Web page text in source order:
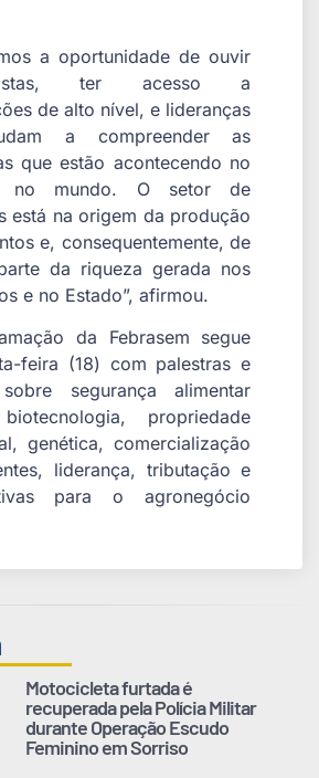
a oportunidade de ouvir
ter acesso a
de alto nível, e lideranças
a compreender as
que estão acontecendo no
no mundo. O setor de
está na origem da produção
e, consequentemente, de
da riqueza gerada nos
e no Estado”, afirmou.
da Febrasem segue
feira (18) com palestras e
segurança alimentar
propriedade
genética, comercialização
liderança, tributação e
para o agronegócio
Motocicleta furtada é
recuperada pela Polícia Militar
durante Operação Escudo
Feminino em Sorriso